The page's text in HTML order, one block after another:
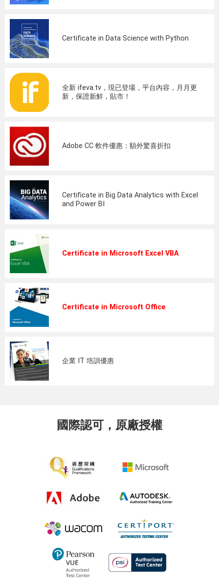
Certificate in Data Science with Python
全新 ifeva.tv，現已登場，平台內容，月月更
新，保證新鮮，貼市！
Adobe CC 軟件優惠：額外驚喜折扣
Certificate in Big Data Analytics with Excel
and Power BI
Certificate in Microsoft Excel VBA
Certificate in Microsoft Office
企業 IT 培訓優惠
國際認可，原廠授權